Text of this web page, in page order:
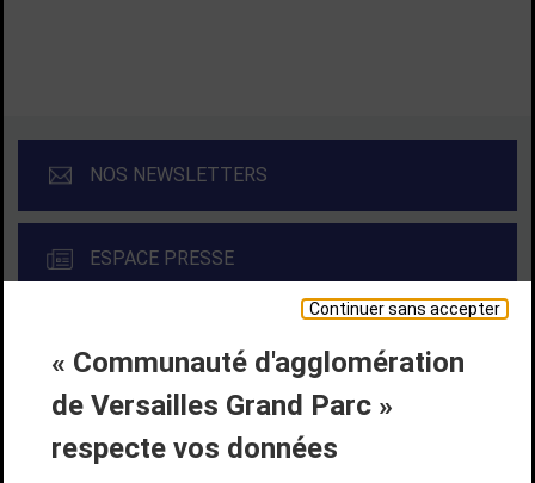
Continuer sans accepter
« Communauté d'agglomération
de Versailles Grand Parc »
respecte vos données
NOS NEWSLETTERS
ESPACE PRESSE
Liens bas de page
CONTACT MENTIONS LÉGALES
PLAN DE SITE
ACCESSIBILITÉ NUMÉRIQUE
GESTION DES COOKIES
Suivez-nous
SUIVEZ-NOUS SUR